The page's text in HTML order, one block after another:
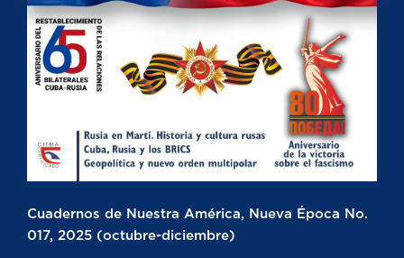
Cuadernos de Nuestra América, Nueva Época No.
017, 2025 (octubre-diciembre)